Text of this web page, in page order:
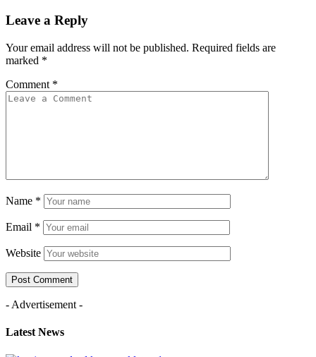
Leave a Reply
Your email address will not be published. Required fields are
marked *
Comment *
Name *
Email *
Website
- Advertisement -
Latest News